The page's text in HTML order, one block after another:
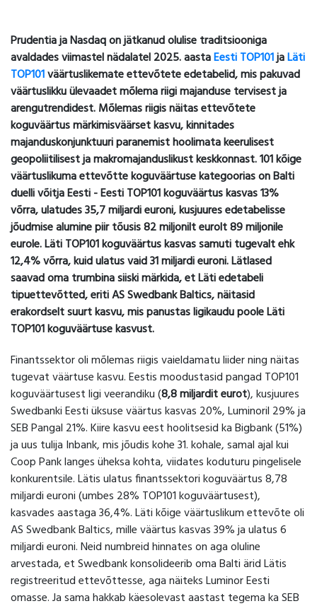
Prudentia ja Nasdaq on jätkanud olulise traditsiooniga
avaldades viimastel nädalatel 2025. aastaEesti TOP101jaLäti
TOP101väärtuslikemate ettevõtete edetabelid, mis pakuvad
väärtuslikku ülevaadet mõlema riigi majanduse tervisest ja
arengutrendidest. Mõlemas riigis näitas ettevõtete
koguväärtus märkimisväärset kasvu, kinnitades
majanduskonjunktuuri paranemist hoolimata keerulisest
geopoliitilisest ja makromajanduslikust keskkonnast. 101 kõige
väärtuslikuma ettevõtte koguväärtuse kategoorias on Balti
duelli võitja Eesti - Eesti TOP101 koguväärtus kasvas 13%
võrra, ulatudes 35,7 miljardi euroni, kusjuures edetabelisse
jõudmise alumine piir tõusis 82 miljonilt eurolt 89 miljonile
eurole. Läti TOP101 koguväärtus kasvas samuti tugevalt ehk
12,4% võrra, kuid ulatus vaid 31 miljardi euroni. Lätlased
saavad oma trumbina siiski märkida, et Läti edetabeli
tipuettevõtted, eriti AS Swedbank Baltics, näitasid
erakordselt suurt kasvu, mis panustas ligikaudu poole Läti
TOP101 koguväärtuse kasvust.
Finantssektor oli mõlemas riigis vaieldamatu liider ning näitas
tugevat väärtuse kasvu. Eestis moodustasid pangad TOP101
koguväärtusest ligi veerandiku (8,8 miljardit eurot), kusjuures
Swedbanki Eesti üksuse väärtus kasvas 20%, Luminoril 29% ja
SEB Pangal 21%. Kiire kasvu eest hoolitsesid ka Bigbank (51%)
ja uus tulija Inbank, mis jõudis kohe 31. kohale, samal ajal kui
Coop Pank langes üheksa kohta, viidates koduturu pingelisele
konkurentsile. Lätis ulatus finantssektori koguväärtus 8,78
miljardi euroni (umbes 28% TOP101 koguväärtusest),
kasvades aastaga 36,4%. Läti kõige väärtuslikum ettevõte oli
AS Swedbank Baltics, mille väärtus kasvas 39% ja ulatus 6
miljardi euroni. Neid numbreid hinnates on aga oluline
arvestada, et Swedbank konsolideerib oma Balti ärid Lätis
registreeritud ettevõttesse, aga näiteks Luminor Eesti
omasse. Ja sama hakkab käesolevast aastast tegema ka SEB